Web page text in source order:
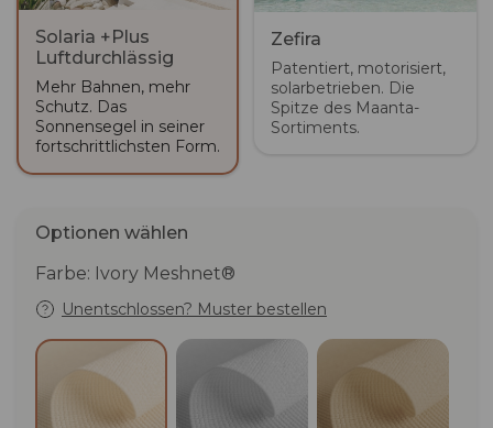
Solaria +Plus
Luftdurchlässig
Mehr Bahnen, mehr
Schutz. Das
Sonnensegel in seiner
fortschrittlichsten Form.
Zefira
Patentiert, motorisiert,
solarbetrieben. Die
Spitze des Maanta-
Sortiments.
Optionen wählen
Farbe: Ivory Meshnet®
Unentschlossen? Muster bestellen
Ivory Meshnet® Cloud Meshnet® Beige